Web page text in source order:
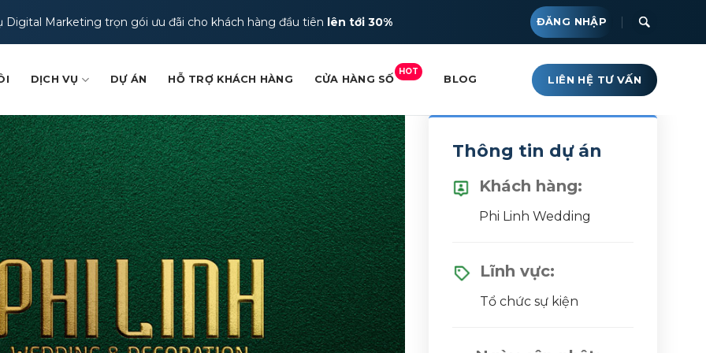
Digital Marketing trọn gói ưu đãi cho khách hàng đầu tiên lên tới 30% ĐĂNG NHẬP
DỊCH VỤ DỰ ÁN HỖ TRỢ KHÁCH HÀNG CỬA HÀNG SỐ
HOT
BLOG LIÊN HỆ TƯ VẤN
Thông tin dự án
Khách hàng:
Phi Linh Wedding
Lĩnh vực:
Tổ chức sự kiện